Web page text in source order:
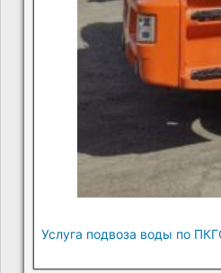
Услуга подвоза воды по